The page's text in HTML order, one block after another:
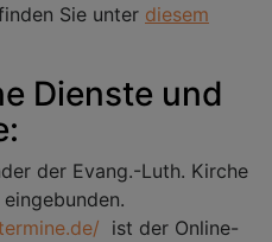
Sie unter diesem
Dienste und
der Evang.-Luth. Kirche
ist der Online-